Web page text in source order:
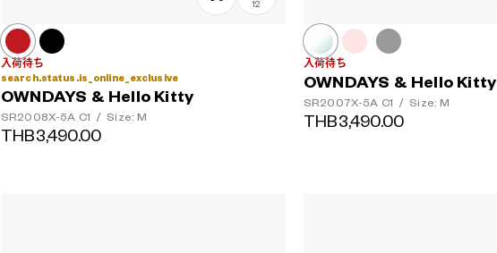
12
入荷待ち
search.status.is_online_exclusive
OWNDAYS & Hello Kitty
SR2008X-5A C1 / Size: M
THB3,490.00
入荷待ち
OWNDAYS & Hello Kitty
SR2007X-5A C1 / Size: M
THB3,490.00